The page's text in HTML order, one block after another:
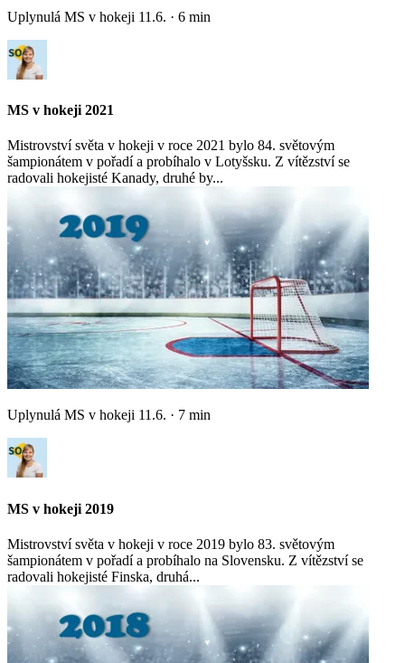
Uplynulá MS v hokeji 11.6. · 6 min
MS v hokeji 2021
Mistrovství světa v hokeji v roce 2021 bylo 84. světovým
šampionátem v pořadí a probíhalo v Lotyšsku. Z vítězství se
radovali hokejisté Kanady, druhé by...
Uplynulá MS v hokeji 11.6. · 7 min
MS v hokeji 2019
Mistrovství světa v hokeji v roce 2019 bylo 83. světovým
šampionátem v pořadí a probíhalo na Slovensku. Z vítězství se
radovali hokejisté Finska, druhá...